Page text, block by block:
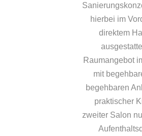
hierbei im
direktem
Raumangebot
mit
begehbaren
praktischer
zweiter Salon